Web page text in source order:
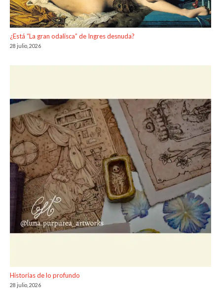
¿Está “La gran odalisca” de Ingres desnuda?
28 julio, 2026
Historias de lo profundo
28 julio, 2026